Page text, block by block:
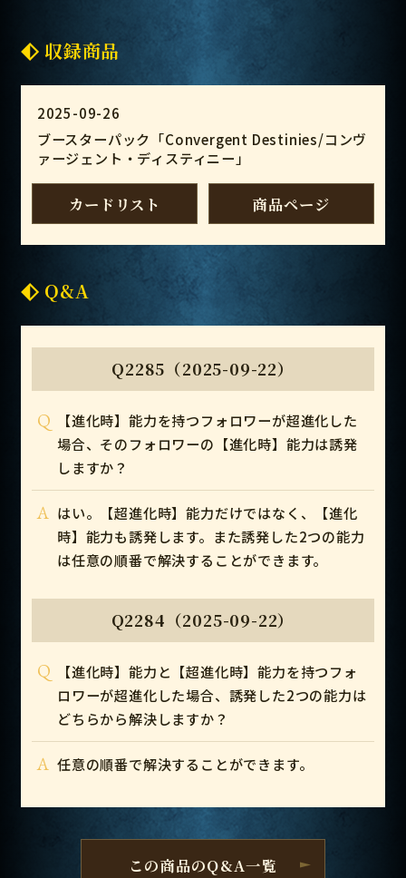
収録商品
2025-09-26
ブースターパック「Convergent Destinies/コンヴ
ァージェント・ディスティニー」
カードリスト 商品ページ
Q&A
Q2285（2025-09-22）
Q
【進化時】能力を持つフォロワーが超進化した
場合、そのフォロワーの【進化時】能力は誘発
しますか？
A はい。【超進化時】能力だけではなく、【進化
時】能力も誘発します。また誘発した2つの能力
は任意の順番で解決することができます。
Q2284（2025-09-22）
Q
【進化時】能力と【超進化時】能力を持つフォ
ロワーが超進化した場合、誘発した2つの能力は
どちらから解決しますか？
A 任意の順番で解決することができます。
この商品のQ&A一覧